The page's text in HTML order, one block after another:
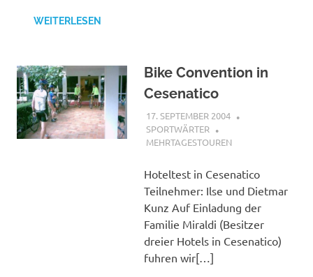
WEITERLESEN
Bike Convention in
Cesenatico
17. SEPTEMBER 2004
SPORTWÄRTER
MEHRTAGESTOUREN
Hoteltest in Cesenatico
Teilnehmer: Ilse und Dietmar
Kunz Auf Einladung der
Familie Miraldi (Besitzer
dreier Hotels in Cesenatico)
fuhren wir[…]